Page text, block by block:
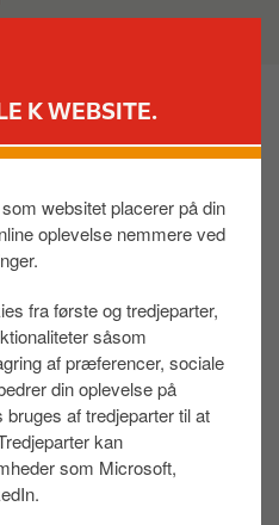
K WEBSITE.
websitet placerer på din
oplevelse nemmere ved
fra første og tredjeparter,
såsom
af præferencer, sociale
din oplevelse på
af tredjeparter til at
kan
som Microsoft,
NV,8920,DK